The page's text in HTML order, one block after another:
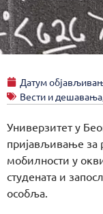
Датум
Вести и дешавања
Универзитет у
пријављивање за
мобилности у
студената и
особља.